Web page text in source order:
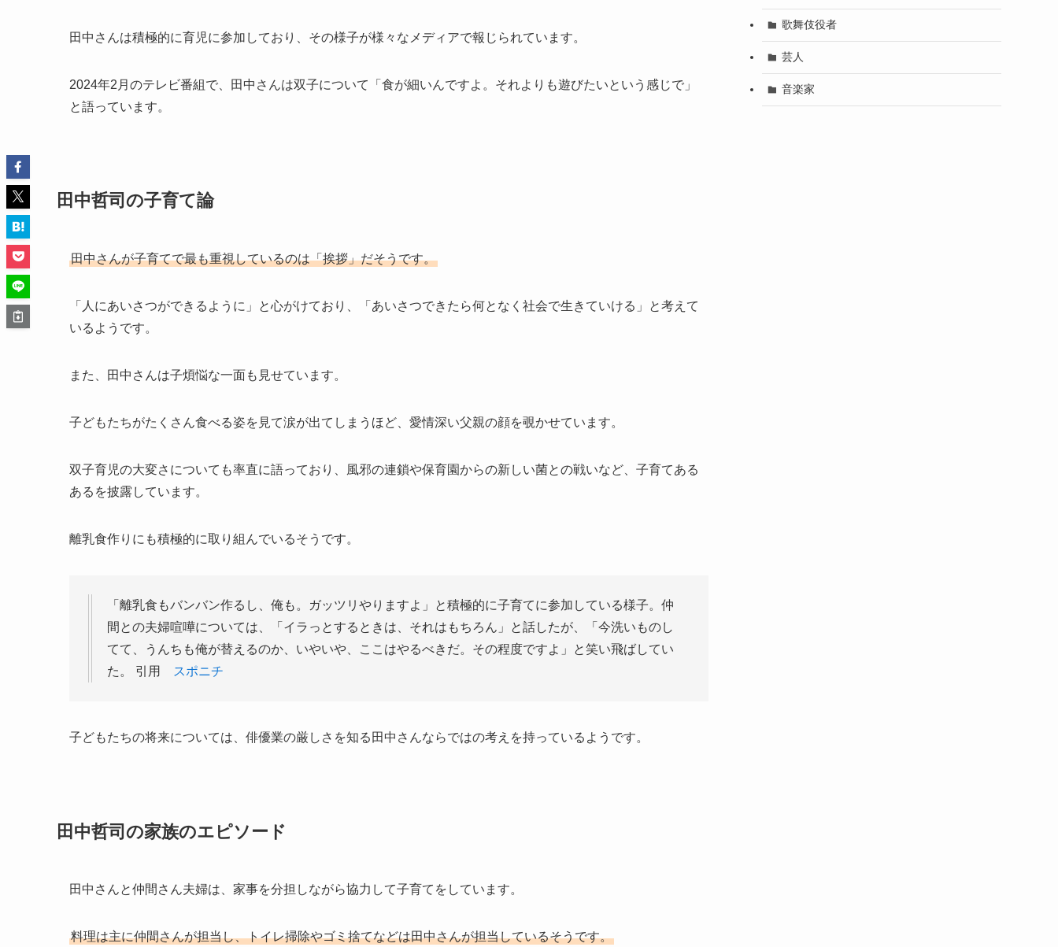
田中さんは積極的に育児に参加しており、その様子が様々なメディアで報じられています。
2024年2月のテレビ番組で、田中さんは双子について「食が細いんですよ。それよりも遊びたいという感じで」
と語っています。
田中哲司の子育て論
田中さんが子育てで最も重視しているのは「挨拶」だそうです。
「人にあいさつができるように」と心がけており、「あいさつできたら何となく社会で生きていける」と考えて
いるようです。
また、田中さんは子煩悩な一面も見せています。
子どもたちがたくさん食べる姿を見て涙が出てしまうほど、愛情深い父親の顔を覗かせています。
双子育児の大変さについても率直に語っており、風邪の連鎖や保育園からの新しい菌との戦いなど、子育てある
あるを披露しています。
離乳食作りにも積極的に取り組んでいるそうです。
「離乳食もバンバン作るし、俺も。ガッツリやりますよ」と積極的に子育てに参加している様子。仲
間との夫婦喧嘩については、「イラっとするときは、それはもちろん」と話したが、「今洗いものし
てて、うんちも俺が替えるのか、いやいや、ここはやるべきだ。その程度ですよ」と笑い飛ばしてい
た。 引用
スポニチ
子どもたちの将来については、俳優業の厳しさを知る田中さんならではの考えを持っているようです。
田中哲司の家族のエピソード
田中さんと仲間さん夫婦は、家事を分担しながら協力して子育てをしています。
料理は主に仲間さんが担当し、トイレ掃除やゴミ捨てなどは田中さんが担当しているそうです。
歌舞伎役者
芸人
音楽家